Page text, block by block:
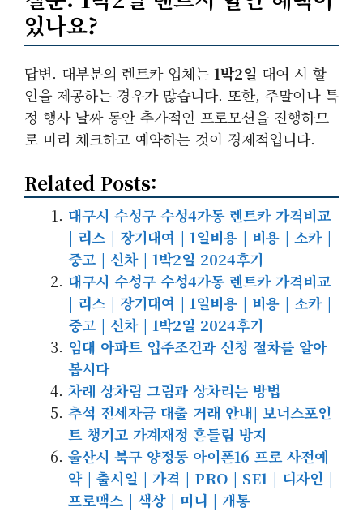
있나요?
답변. 대부분의 렌트카 업체는 1박2일 대여 시 할
인을 제공하는 경우가 많습니다. 또한, 주말이나 특
정 행사 날짜 동안 추가적인 프로모션을 진행하므
로 미리 체크하고 예약하는 것이 경제적입니다.
Related Posts:
대구시 수성구 수성4가동 렌트카 가격비교
| 리스 | 장기대여 | 1일비용 | 비용 | 소카 |
중고 | 신차 | 1박2일 2024후기
대구시 수성구 수성4가동 렌트카 가격비교
| 리스 | 장기대여 | 1일비용 | 비용 | 소카 |
중고 | 신차 | 1박2일 2024후기
임대 아파트 입주조건과 신청 절차를 알아
봅시다
차례 상차림 그림과 상차리는 방법
추석 전세자금 대출 거래 안내| 보너스포인
트 챙기고 가계재정 흔들림 방지
울산시 북구 양정동 아이폰16 프로 사전예
약 | 출시일 | 가격 | PRO | SE1 | 디자인 |
프로맥스 | 색상 | 미니 | 개통